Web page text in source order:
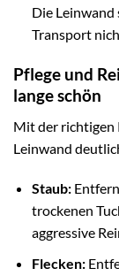
Die Leinwand
Transport
Pflege und
lange schön
Mit der richtigen
Leinwand
Staub:
trockenen
aggressive
Flecken: